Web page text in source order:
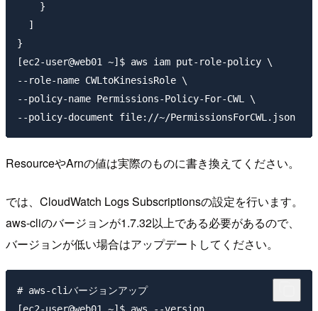
    }
  ]
}
[ec2-user@web01 ~]$ aws iam put-role-policy \
--role-name CWLtoKinesisRole \
--policy-name Permissions-Policy-For-CWL \
ResourceやArnの値は実際のものに書き換えてください。
では、CloudWatch Logs Subscriptionsの設定を行います。
aws-cliのバージョンが1.7.32以上である必要があるので、
バージョンが低い場合はアップデートしてください。
# aws-cliバージョンアップ
[ec2-user@web01 ~]$ aws --version